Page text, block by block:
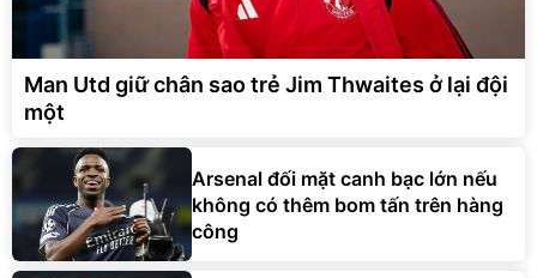
Man Utd giữ chân sao trẻ Jim Thwaites ở lại đội
một
Arsenal đối mặt canh bạc lớn nếu
không có thêm bom tấn trên hàng
công